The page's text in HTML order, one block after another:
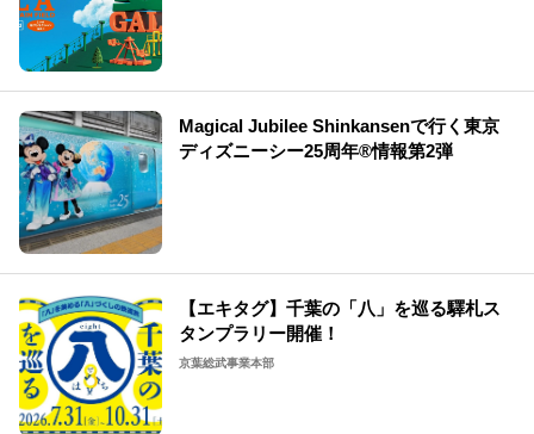
Magical Jubilee Shinkansenで行く東京
ディズニーシー25周年®情報第2弾
【エキタグ】千葉の「八」を巡る驛札ス
タンプラリー開催！
京葉総武事業本部